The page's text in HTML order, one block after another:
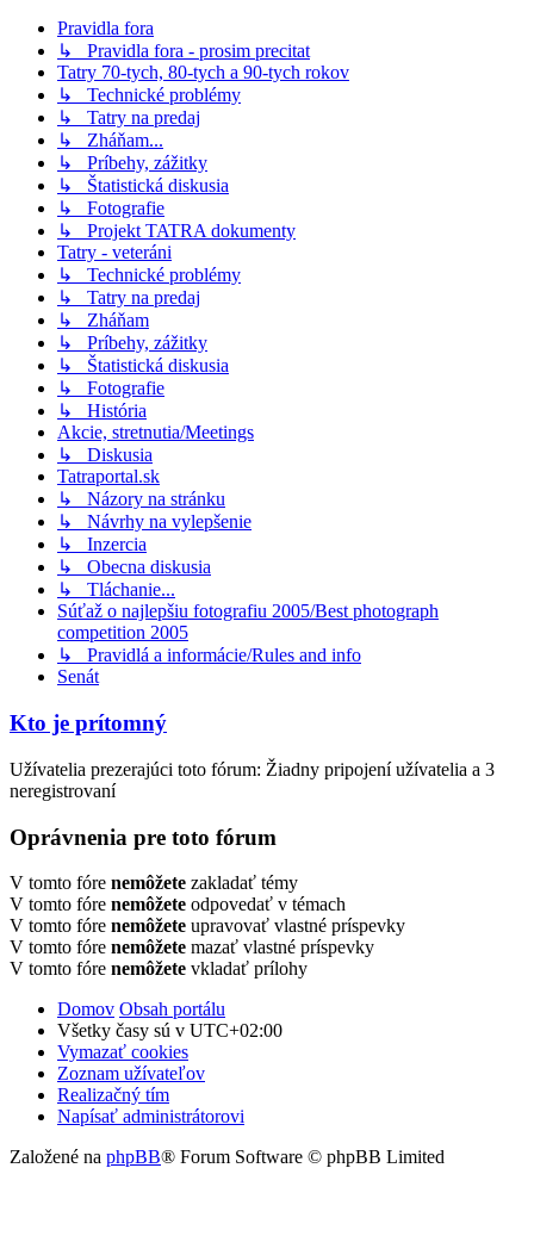
Pravidla fora
↳ Pravidla fora - prosim precitat
Tatry 70-tych, 80-tych a 90-tych rokov
↳ Technické problémy
↳ Tatry na predaj
↳ Zháňam...
↳ Príbehy, zážitky
↳ Štatistická diskusia
↳ Fotografie
↳ Projekt TATRA dokumenty
Tatry - veteráni
↳ Technické problémy
↳ Tatry na predaj
↳ Zháňam
↳ Príbehy, zážitky
↳ Štatistická diskusia
↳ Fotografie
↳ História
Akcie, stretnutia/Meetings
↳ Diskusia
Tatraportal.sk
↳ Názory na stránku
↳ Návrhy na vylepšenie
↳ Inzercia
↳ Obecna diskusia
↳ Tláchanie...
Súťaž o najlepšiu fotografiu 2005/Best photograph
competition 2005
↳ Pravidlá a informácie/Rules and info
Senát
Kto je prítomný
Užívatelia prezerajúci toto fórum: Žiadny pripojení užívatelia a 3
neregistrovaní
Oprávnenia pre toto fórum
V tomto fóre nemôžete zakladať témy
V tomto fóre nemôžete odpovedať v témach
V tomto fóre nemôžete upravovať vlastné príspevky
V tomto fóre nemôžete mazať vlastné príspevky
V tomto fóre nemôžete vkladať prílohy
Domov Obsah portálu
Všetky časy sú v UTC+02:00
Vymazať cookies
Zoznam užívateľov
Realizačný tím
Napísať administrátorovi
Založené na phpBB® Forum Software © phpBB Limited